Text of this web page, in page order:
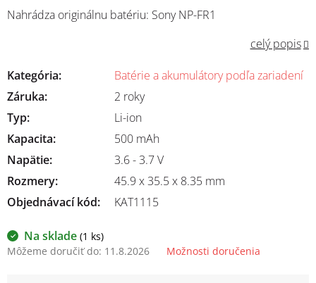
Na sklade (1 ks)
Môžeme doručiť do: 11.8.2026 Možnosti doručenia
Nahrádza originálnu batériu: Sony NP-FR1
celý popis
Kategória:
Batérie a akumulátory podľa zariadení
Záruka:
2 roky
Typ:
Li-ion
Kapacita:
500 mAh
Napätie:
3.6 - 3.7 V
Rozmery:
45.9 x 35.5 x 8.35 mm
Objednávací kód:
KAT1115